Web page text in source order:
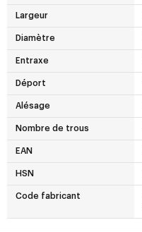
Largeur
Diamètre
Entraxe
Déport
Alésage
Nombre de trous
EAN
HSN
Code fabricant